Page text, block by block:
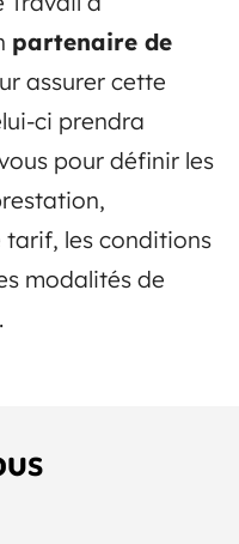
partenaire de
assurer cette
ci prendra
pour définir les
les conditions
modalités de